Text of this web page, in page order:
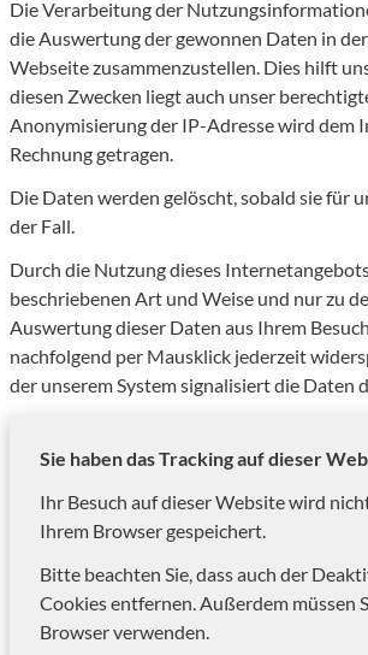
Die Verarbeitung der
die Auswertung der gewonnen Daten in
Webseite zusammenzustellen. Dies hilft
diesen Zwecken liegt auch unser
Anonymisierung der IP-Adresse wird dem
Rechnung getragen.
Die Daten werden gelöscht, sobald sie für
der Fall.
Durch die Nutzung dieses
beschriebenen Art und Weise und nur zu
Auswertung dieser Daten aus Ihrem
nachfolgend per Mausklick jederzeit
der unserem System signalisiert die Daten
Sie haben das Tracking auf dieser
Ihr Besuch auf dieser Website wird
Ihrem Browser gespeichert.
Bitte beachten Sie, dass auch der
Cookies entfernen. Außerdem müssen
Browser verwenden.